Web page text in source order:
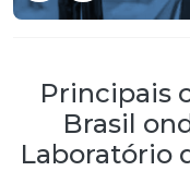
Principais
Brasil
Laboratório